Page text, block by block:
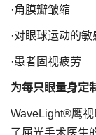
·角膜瓣皱缩
·对眼球运动的敏
·患者固视疲劳
为每只眼量身定
WaveLight®鹰
了屈光手术医生